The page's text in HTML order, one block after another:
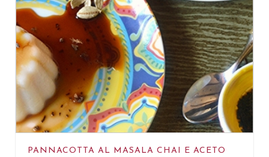
PANNACOTTA AL MASALA CHAI E ACETO